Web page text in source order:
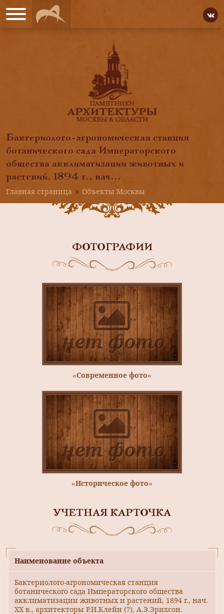
Бактериолого-агрономическая станция
ботанического сада Императорского
общества акклиматизации животных и
растений, 1894 г., нач...
Главная страница
Объекты Москвы
ФОТОГРАФИИ
«Современное фото»
«Историческое фото»
УЧЕТНАЯ КАРТОЧКА
Наименование объекта
Бактериолого-агрономическая станция
ботанического сада Императорского общества
акклиматизации животных и растений, 1894 г., нач.
XX в., архитекторы Р.И.Клейн (?), А.Э.Эрихсон.